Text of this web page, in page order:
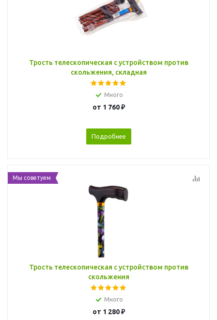
Трость телескопическая с устройством против
скольжения, складная
Много
от 1 760 ₽
Подробнее
Мы советуем
Трость телескопическая с устройством против
скольжения
Много
от 1 280 ₽